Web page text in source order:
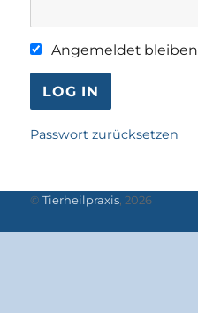
Angemeldet bleiben
Passwort zurücksetzen
©Tierheilpraxis , 2026